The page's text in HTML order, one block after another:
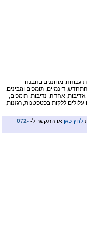
גבוהה, מחוננים בהבנה
דינמיים, תומכים ומבינים.
אהדה, נדיבות. תומכים,
עלולים ללקות בפטפטנות, רגזנות,
לחץ כאן או התקשר ל- 072-